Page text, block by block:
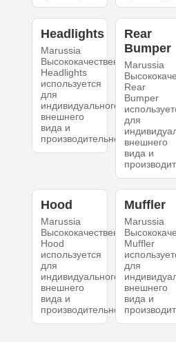
Headlights
Marussia
Высококачественный
Headlights
используется
для
индивидуального
внешнего
вида и
производительности.
Rear
Bumper
Marussia
Rear
Bumper
для
внешнего
вида и
Hood
Marussia
Высококачественный
Hood
используется
для
индивидуального
внешнего
вида и
производительности.
Muffler
Marussia
Muffler
для
внешнего
вида и